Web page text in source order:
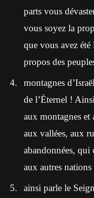
parts vous
vous soyez la
que vous avez été
propos des
montagnes
de l’Éternel !
aux montagnes et
aux vallées, aux
abandonnées, qui
aux autres nations
ainsi parle le